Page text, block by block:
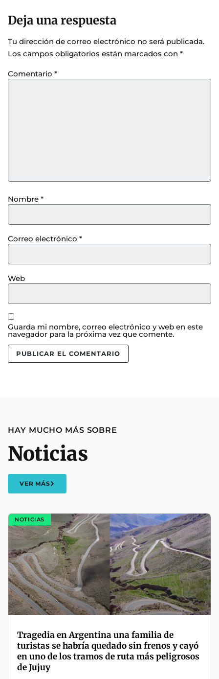
Deja una respuesta
Tu dirección de correo electrónico no será publicada.
Los campos obligatorios están marcados con *
Comentario *
Nombre *
Correo electrónico *
Web
Guarda mi nombre, correo electrónico y web en este
navegador para la próxima vez que comente.
HAY MUCHO MÁS SOBRE
Noticias
VER MÁS
NOTICIAS
Tragedia en Argentina una familia de
turistas se habría quedado sin frenos y cayó
en uno de los tramos de ruta más peligrosos
de Jujuy